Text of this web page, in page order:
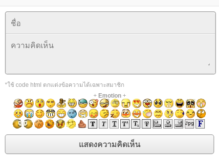
*ใช้ code html ตกแต่งข้อความได้เฉพาะสมาชิก
+ Emotion+